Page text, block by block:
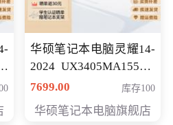
华硕笔记本电脑灵耀14-
2024 UX3405MA155夜
空蓝 oled 智慧轻薄本 会
7699.00 库存100
华硕笔记本电脑旗舰店